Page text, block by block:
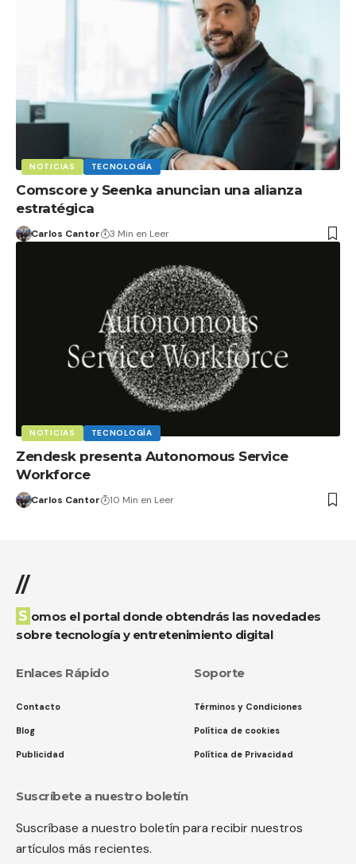
NOTICIAS TECNOLOGÍA
Comscore y Seenka anuncian una alianza
estratégica
Carlos Cantor 3 Min en Leer
NOTICIAS TECNOLOGÍA
Zendesk presenta Autonomous Service
Workforce
Carlos Cantor 10 Min en Leer
//
Somos el portal donde obtendrás las novedades
sobre tecnología y entretenimiento digital
Enlaces Rápido
Contacto
Blog
Publicidad
Soporte
Términos y Condiciones
Política de cookies
Política de Privacidad
Suscríbete a nuestro boletín
Suscríbase a nuestro boletín para recibir nuestros
artículos más recientes.